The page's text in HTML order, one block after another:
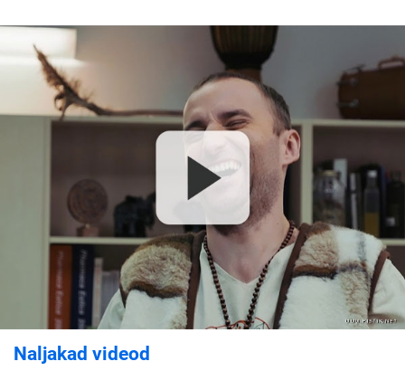
Naljakad videod